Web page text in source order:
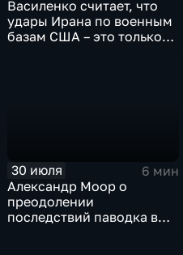
Василенко считает, что
удары Ирана по военным
базам США – это только
30 июля
6 мин
Александр Моор о
преодолении
последствий паводка в